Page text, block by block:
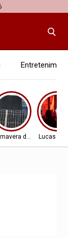
do LesteLucas do